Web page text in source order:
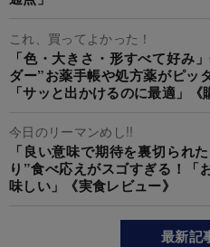
これ、買ってよかった！
「色・大きさ・形すべて好み
ダー”お薬手帳や処方薬がピッ
「サッと出かけるのに最適」《
今日のリーマンめし!!
「良い意味で期待を裏切られ
り”食べ応えがスゴすぎる！「
味しい」《実食レビュー》
最新記